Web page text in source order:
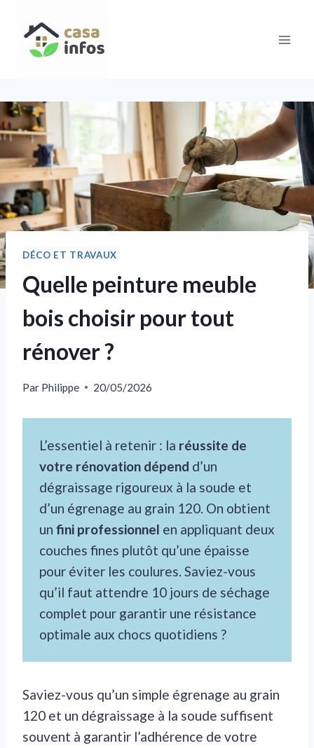
contenu
DÉCO ET TRAVAUX
Quelle peinture meuble
bois choisir pour tout
rénover ?
Par Philippe 20/05/2026
L’essentiel à retenir : la réussite de
votre rénovation dépend d’un
dégraissage rigoureux à la soude et
d’un égrenage au grain 120. On obtient
un fini professionnel en appliquant deux
couches fines plutôt qu’une épaisse
pour éviter les coulures. Saviez-vous
qu’il faut attendre 10 jours de séchage
complet pour garantir une résistance
optimale aux chocs quotidiens ?
Saviez-vous qu’un simple égrenage au grain
120 et un dégraissage à la soude suffisent
souvent à garantir l’adhérence de votre